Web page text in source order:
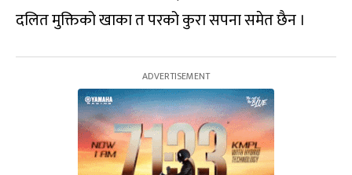
दलित मुक्तिको खाका त परको कुरा सपना समेत छैन ।